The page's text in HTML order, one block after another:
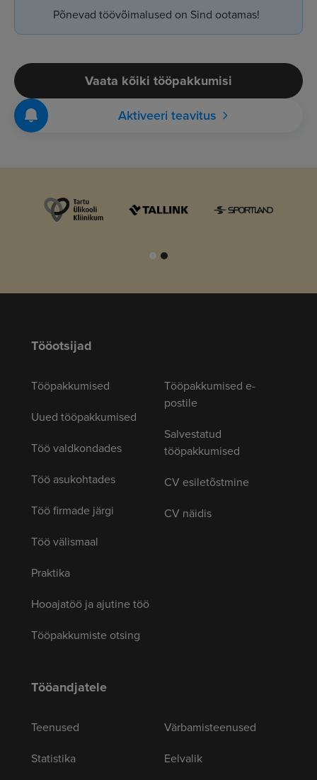
Põnevad töövõimalused on Sind ootamas!
Vaata kõiki tööpakkumisi
Aktiveeri teavitus
Tööotsijad
Tööpakkumised
Uued tööpakkumised
Töö valdkondades
Töö asukohtades
Töö firmade järgi
Töö välismaal
Praktika
Hooajatöö ja ajutine töö
Tööpakkumiste otsing
Tööpakkumised e-
postile
Salvestatud
tööpakkumised
CV esiletõstmine
CV näidis
Tööandjatele
Teenused
Statistika
Värbamisteenused
Eelvalik